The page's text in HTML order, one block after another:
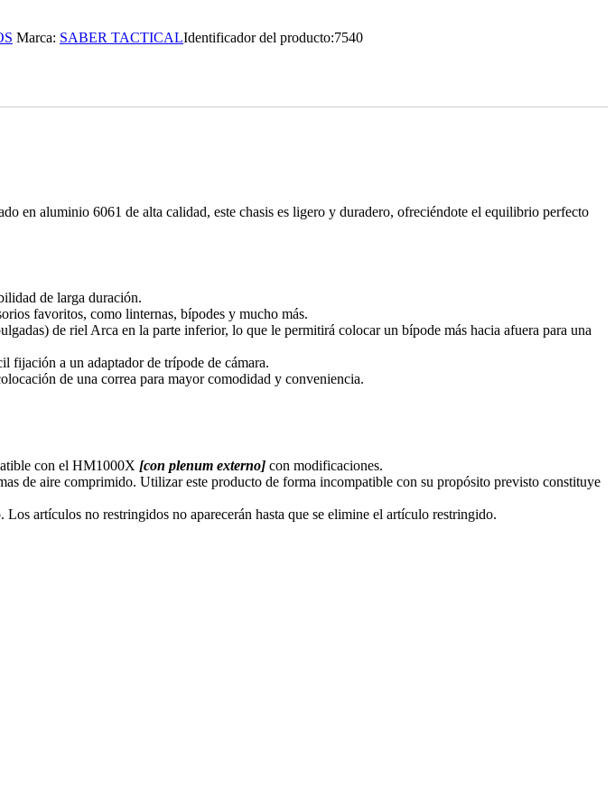
Marca: SABER TACTICALIdentificador del producto:7540
en aluminio 6061 de alta calidad, este chasis es ligero y duradero, ofreciéndote el equilibrio perfecto
de larga duración.
favoritos, como linternas, bípodes y mucho más.
de riel Arca en la parte inferior, lo que le permitirá colocar un bípode más hacia afuera para una
fijación a un adaptador de trípode de cámara.
de una correa para mayor comodidad y conveniencia.
con el HM1000X [con plenum externo] con modificaciones.
de aire comprimido. Utilizar este producto de forma incompatible con su propósito previsto constituye
artículos no restringidos no aparecerán hasta que se elimine el artículo restringido.